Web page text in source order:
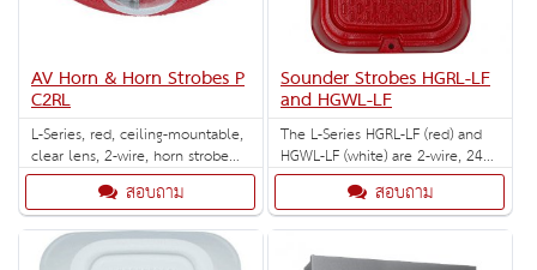
AV Horn & Horn Strobes P
C2RL
L-Series, red, ceiling-mountable,
clear lens, 2-wire, horn strobe
marked "FIRE". Selectable strobe
settings: 15, 30, 75, 95, 115, 150
and 177 cd.
สอบถาม
Sounder Strobes HGRL-LF
and HGWL-LF
The L-Series HGRL-LF (red) and
HGWL-LF (white) are 2-wire, 24
volt, 520Hz, compact, wall
สอบถาม